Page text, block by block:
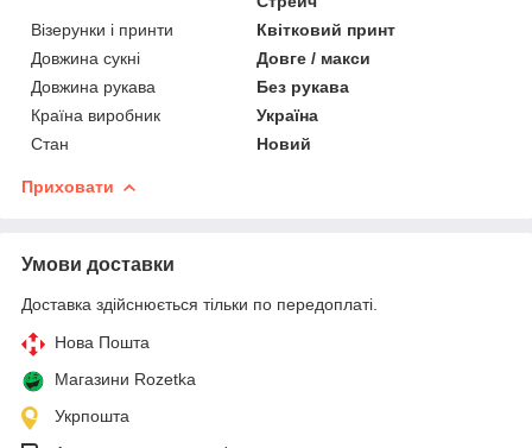
Візерунки і принти
Квітковий принт
Довжина сукні
Довге / макси
Довжина рукава
Без рукава
Країна виробник
Україна
Стан
Новий
Приховати
Умови доставки
Доставка здійснюється тільки по передоплаті.
Нова Пошта
Магазини Rozetka
Укрпошта